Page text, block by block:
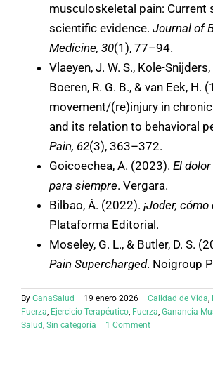
musculoskeletal pain: Current
scientific evidence. Journal of
Medicine, 30(1), 77–94.
Vlaeyen, J. W. S., Kole-
Boeren, R. G. B., & van Eek, H.
movement/(re)injury in
and its relation to behavioral
Pain, 62(3), 363–372.
Goicoechea, A. (2023). El
para siempre. Vergara.
Bilbao, Á. (2022). ¡Joder, cómo
Plataforma Editorial.
Moseley, G. L., & Butler, D. S.
Pain Supercharged. Noigroup
By GanaSalud | 19 enero 2026 | Calidad de Vida
Fuerza Ejercicio Terapéutico Fuerza Ganancia
Salud Sin categoría | 1 Comment